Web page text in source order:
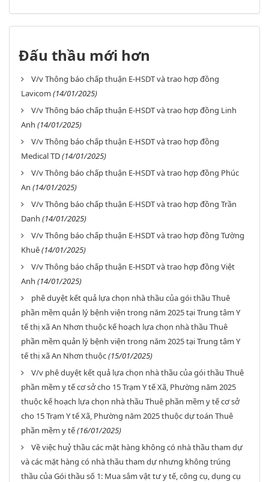
Đấu thầu mới hơn
V/v Thông báo chấp thuận E-HSDT và trao hợp đồng
Lavicom (14/01/2025)
V/v Thông báo chấp thuận E-HSDT và trao hợp đồng Linh
Anh (14/01/2025)
V/v Thông báo chấp thuận E-HSDT và trao hợp đồng
Medical TD(14/01/2025)
V/v Thông báo chấp thuận E-HSDT và trao hợp đồng Phúc
An (14/01/2025)
V/v Thông báo chấp thuận E-HSDT và trao hợp đồng Trần
Danh (14/01/2025)
V/v Thông báo chấp thuận E-HSDT và trao hợp đồng Tường
Khuê(14/01/2025)
V/v Thông báo chấp thuận E-HSDT và trao hợp đồng Việt
Anh (14/01/2025)
phê duyệt kết quả lựa chọn nhà thầu của gói thầu Thuê
phần mềm quản lý bệnh viện trong năm 2025 tại Trung tâm Y
tế thị xã An Nhơn thuộc kế hoạch lựa chọn nhà thầu Thuê
phần mềm quản lý bệnh viện trong năm 2025 tại Trung tâm Y
tế thị xã An Nhơn thuộc(15/01/2025)
V/v phê duyệt kết quả lựa chọn nhà thầu của gói thầu Thuê
phần mềm y tế cơ sở cho 15 Trạm Y tế Xã, Phường năm 2025
thuộc kế hoạch lựa chọn nhà thầu Thuê phần mềm y tế cơ sở
cho 15 Trạm Y tế Xã, Phường năm 2025 thuộc dự toán Thuê
phần mềm y tế(16/01/2025)
Về việc huỷ thầu các mặt hàng không có nhà thầu tham dự
và các mặt hàng có nhà thầu tham dự nhưng không trúng
thầu của Gói thầu số 1: Mua sắm vật tư y tế, công cụ, dụng cụ